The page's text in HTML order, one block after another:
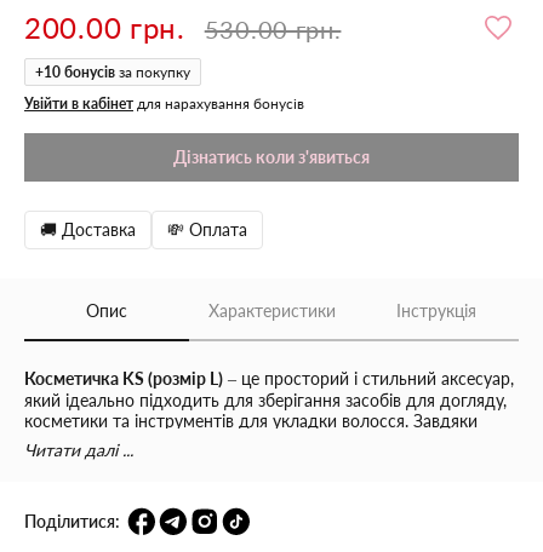
200.00 грн. 530.00 грн.
+10 бонусів за покупку
Увійти в кабінет для нарахування бонусів
Дізнатись коли з'явиться
🚚 Доставка 💸 Оплата
Опис Характеристики Інструкція
Косметичка KS (розмір L) – це просторий і стильний аксесуар,
який ідеально підходить для зберігання засобів для догляду,
косметики та інструментів для укладки волосся. Завдяки
збільшеному розміру
організувати всі необхідні речі, включаючи фен, фен-щітку,
купити косметичку , ця модель стане чудовим вибором для
дому та подорожей.
Читати далі ...
Поділитися: